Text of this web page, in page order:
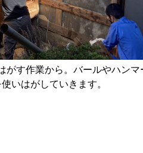
がす作業から。バールやハンマ
いはがしていきます。